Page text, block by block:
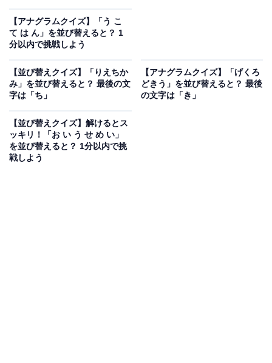
あわせて読みたい
替えると？ 1分以内で挑戦しよう
次ページ
【アナグラムクイズ】「う こ
て は ん」を並び替えると？ 1
分以内で挑戦しよう
【並び替えクイズ】「りえちか
み」を並び替えると？ 最後の文
字は「ち」
【アナグラムクイズ】「げくろ
どきう」を並び替えると？ 最後
の文字は「き」
【並び替えクイズ】解けるとス
ッキリ！「お い う せ め い」
を並び替えると？ 1分以内で挑
戦しよう